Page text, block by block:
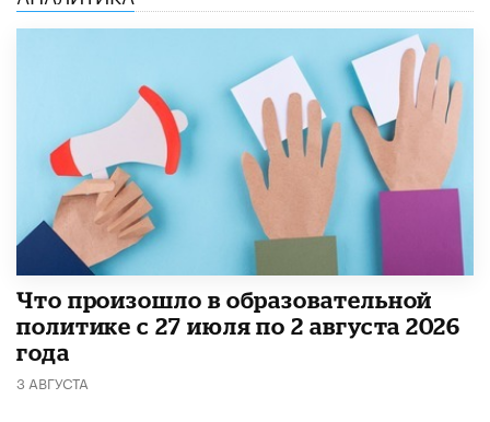
​Что произошло в образовательной
политике с 27 июля по 2 августа 2026
года
3 АВГУСТА